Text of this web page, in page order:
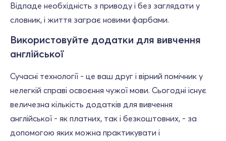
Відпаде необхідність з приводу і без заглядати у
словник, і життя заграє новими фарбами.
Використовуйте додатки для вивчення
англійської
Сучасні технології - це ваш друг і вірний помічник у
нелегкій справі освоєння чужої мови. Сьогодні існує
величезна кількість додатків для вивчення
англійської - як платних, так і безкоштовних, - за
допомогою яких можна практикувати і